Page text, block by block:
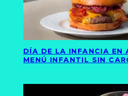
DÍA DE LA INFANCIA EN
MENÚ INFANTIL SIN